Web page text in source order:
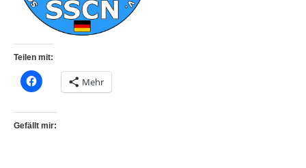
Teilen mit:
Mehr
Gefällt mir: